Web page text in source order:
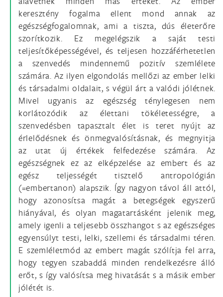
keresztény fogalma ellent mond annak az
egészségfogalomnak, ami a tiszta, dús életerőre
szorítkozik. Ez megelégszik a saját testi
teljesítőképességével, és teljesen hozzáférhetetlen
a szenvedés mindennemű pozitív szemlélete
számára. Az ilyen elgondolás mellőzi az ember lelki
és társadalmi oldalait, s végül árt a valódi jólétnek.
Mivel ugyanis az egészség ténylegesen nem
korlátozódik az élettani tökéletességre, a
szenvedésben tapasztalt élet is teret nyújt az
érlelődésnek és önmegvalósításnak, és megnyitja
az utat új értékek felfedezése számára. Az
egészségnek ez az elképzelése az embert és az
egész teljességét tisztelő antropológián
(=embertanon) alapszik. Így nagyon távol áll attól,
hogy azonosítsa magát a betegségek egyszerű
hiányával, és olyan magatartásként jelenik meg,
amely igenli a teljesebb összhangot s az egészséges
egyensúlyt testi, lelki, szellemi és társadalmi téren.
E szemléletmód az embert magát szólítja fel arra,
hogy tegyen szabaddá minden rendelkezésre álló
erőt, s így valósítsa meg hivatását s a másik ember
jólétét is.